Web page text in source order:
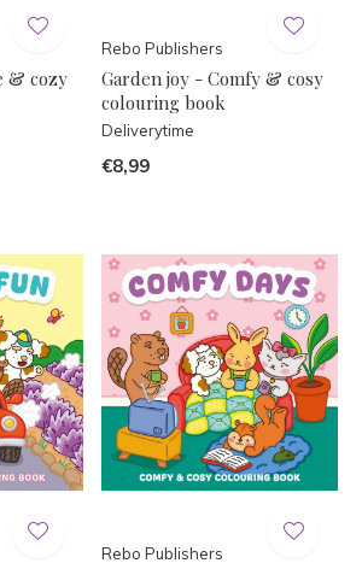
& cozy
Rebo Publishers
Garden joy - Comfy & cosy
colouring book
Deliverytime
€8,99
Rebo Publishers